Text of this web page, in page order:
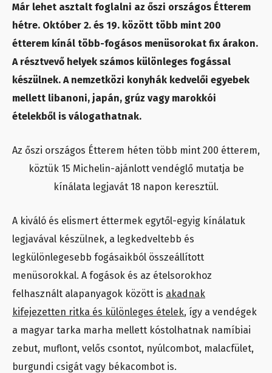
Már lehet asztalt foglalni az őszi országos Étterem
hétre. Október 2. és 19. között több mint 200
étterem kínál több-fogásos menüsorokat fix árakon.
A résztvevő helyek számos különleges fogással
készülnek. A nemzetközi konyhák kedvelői egyebek
mellett libanoni, japán, grúz vagy marokkói
ételekből is válogathatnak.
Az őszi országos Étterem héten több mint 200 étterem,
köztük 15 Michelin-ajánlott vendéglő mutatja be
kínálata legjavát 18 napon keresztül.
A kiváló és elismert éttermek egytől-egyig kínálatuk
legjavával készülnek, a legkedveltebb és
legkülönlegesebb fogásaikból összeállított
menüsorokkal. A fogások és az ételsorokhoz
felhasznált alapanyagok között is akadnak
kifejezetten ritka és különleges ételek, így a vendégek
a magyar tarka marha mellett kóstolhatnak namíbiai
zebut, muflont, velős csontot, nyúlcombot, malacfület,
burgundi csigát vagy békacombot is.